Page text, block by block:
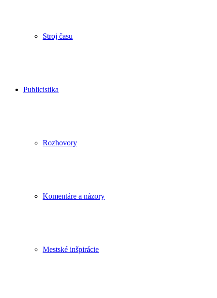
Stroj času
Publicistika
Rozhovory
Komentáre a názory
Mestské inšpirácie